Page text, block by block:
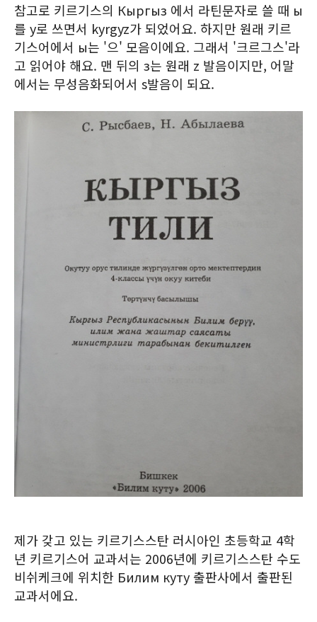
참고로 키르기스의 Кыргыз 에서 라틴문자로 쓸 때 ы
를 y로 쓰면서 kyrgyz가 되었어요. 하지만 원래 키르
기스어에서 ы는 '으' 모음이에요. 그래서 '크르그스'라
고 읽어야 해요. 맨 뒤의 з는 원래 z 발음이지만, 어말
에서는 무성음화되어서 s발음이 되요.
제가 갖고 있는 키르기스스탄 러시아인 초등학교 4학
년 키르기스어 교과서는 2006년에 키르기스스탄 수도
비쉬케크에 위치한 Билим куту 출판사에서 출판된
교과서에요.